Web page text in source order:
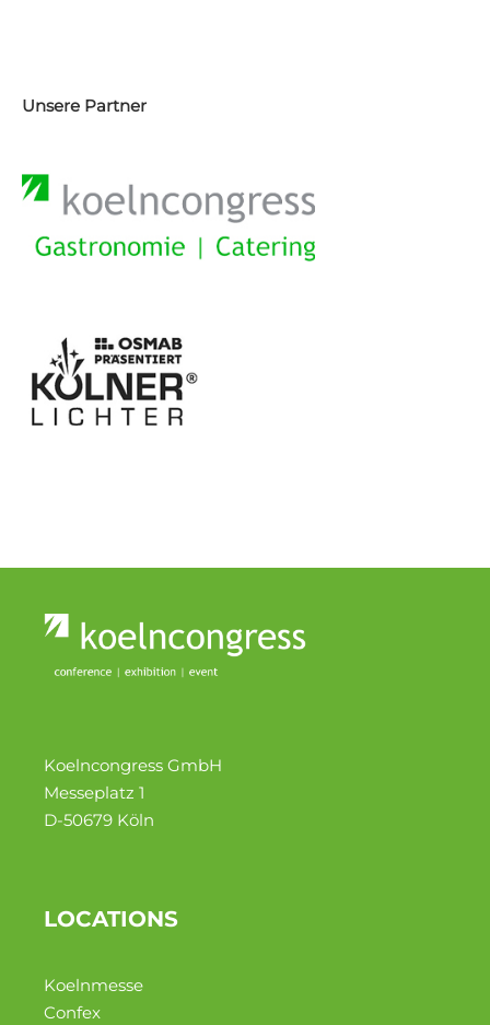
Unsere Partner
Koelncongress GmbH
Messeplatz 1
D-50679 Köln
LOCATIONS
Koelnmesse
Confex